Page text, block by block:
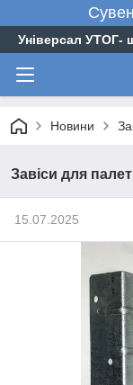
Універсал УТОГ-
Новини
Завіси для
15.07.2025